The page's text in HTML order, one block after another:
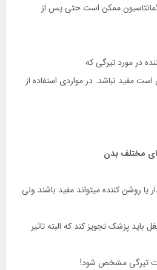
ممکن است حتی پس از
در مورد تیرگی که
مفید نباشد. در مواردی استفاده از
مختلف بدن
یا روشن کننده میتواند مفید باشند ولی
پزشک تجویز کند که البته تاثیر
تیرگی مشخص شود!